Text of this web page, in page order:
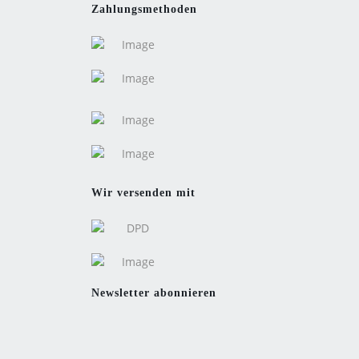
Zahlungsmethoden
Wir versenden mit
Newsletter abonnieren